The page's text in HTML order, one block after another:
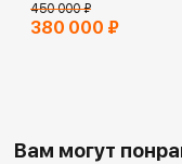
450 000 ₽
380 000 ₽
Вам могут